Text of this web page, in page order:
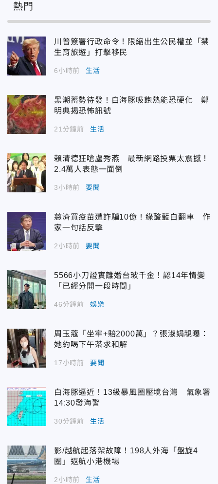
熱門
川普簽署行政命令！限縮出生公民權並「禁
生育旅遊」打擊移民
6小時前 生活
黑潮蓄勢待發！白海豚吸飽熱能恐硬化 鄭
明典揭恐怖訊號
21分鐘前 生活
賴清德狂嗆盧秀燕 最新網路投票太震撼！
2.4萬人表態一面倒
3小時前 要聞
慈濟買疫苗遭詐騙10億！綠酸藍白翻車 作
家一句話反擊
2小時前 要聞
5566小刀證實離婚台玻千金！認14年情變
「已經分開一段時間」
46分鐘前 娛樂
周玉蔻「坐牢+賠2000萬」？張淑娟親曝：
她約喝下午茶求和解
17小時前 要聞
白海豚逼近！13級暴風圈壓境台灣 氣象署
14:30發海警
30分鐘前 生活
影/越航起落架故障！198人外海「盤旋4
圈」返航小港機場
2小時前 生活